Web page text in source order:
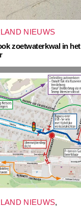
NIEUWS
zoetwaterkwal in het
NIEUWS,